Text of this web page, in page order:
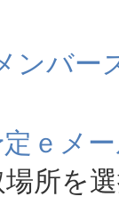
ンバー
定ｅメ
所を